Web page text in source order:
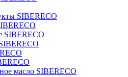
SIBERECO
SIBERECO
масло SIBERECO